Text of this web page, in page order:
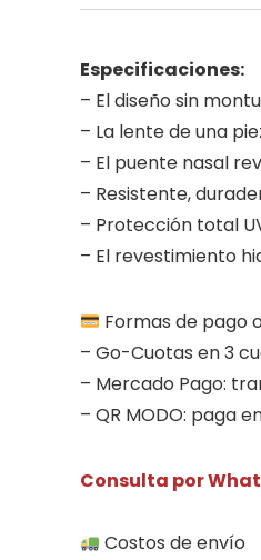
Especificaciones:
– El diseño sin
– La lente de una
– El puente nasal
– Resistente,
– Protección total
– El revestimiento
Formas de pago
– Go-Cuotas en 3
– Mercado Pago:
– QR MODO: paga
Consulta por
Costos de envío